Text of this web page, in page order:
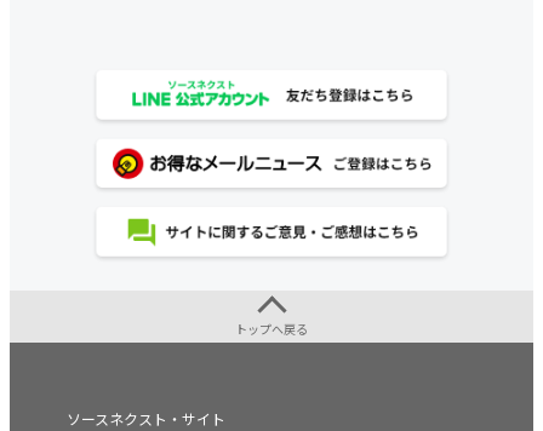
トップへ戻る
ソースネクスト・サイト